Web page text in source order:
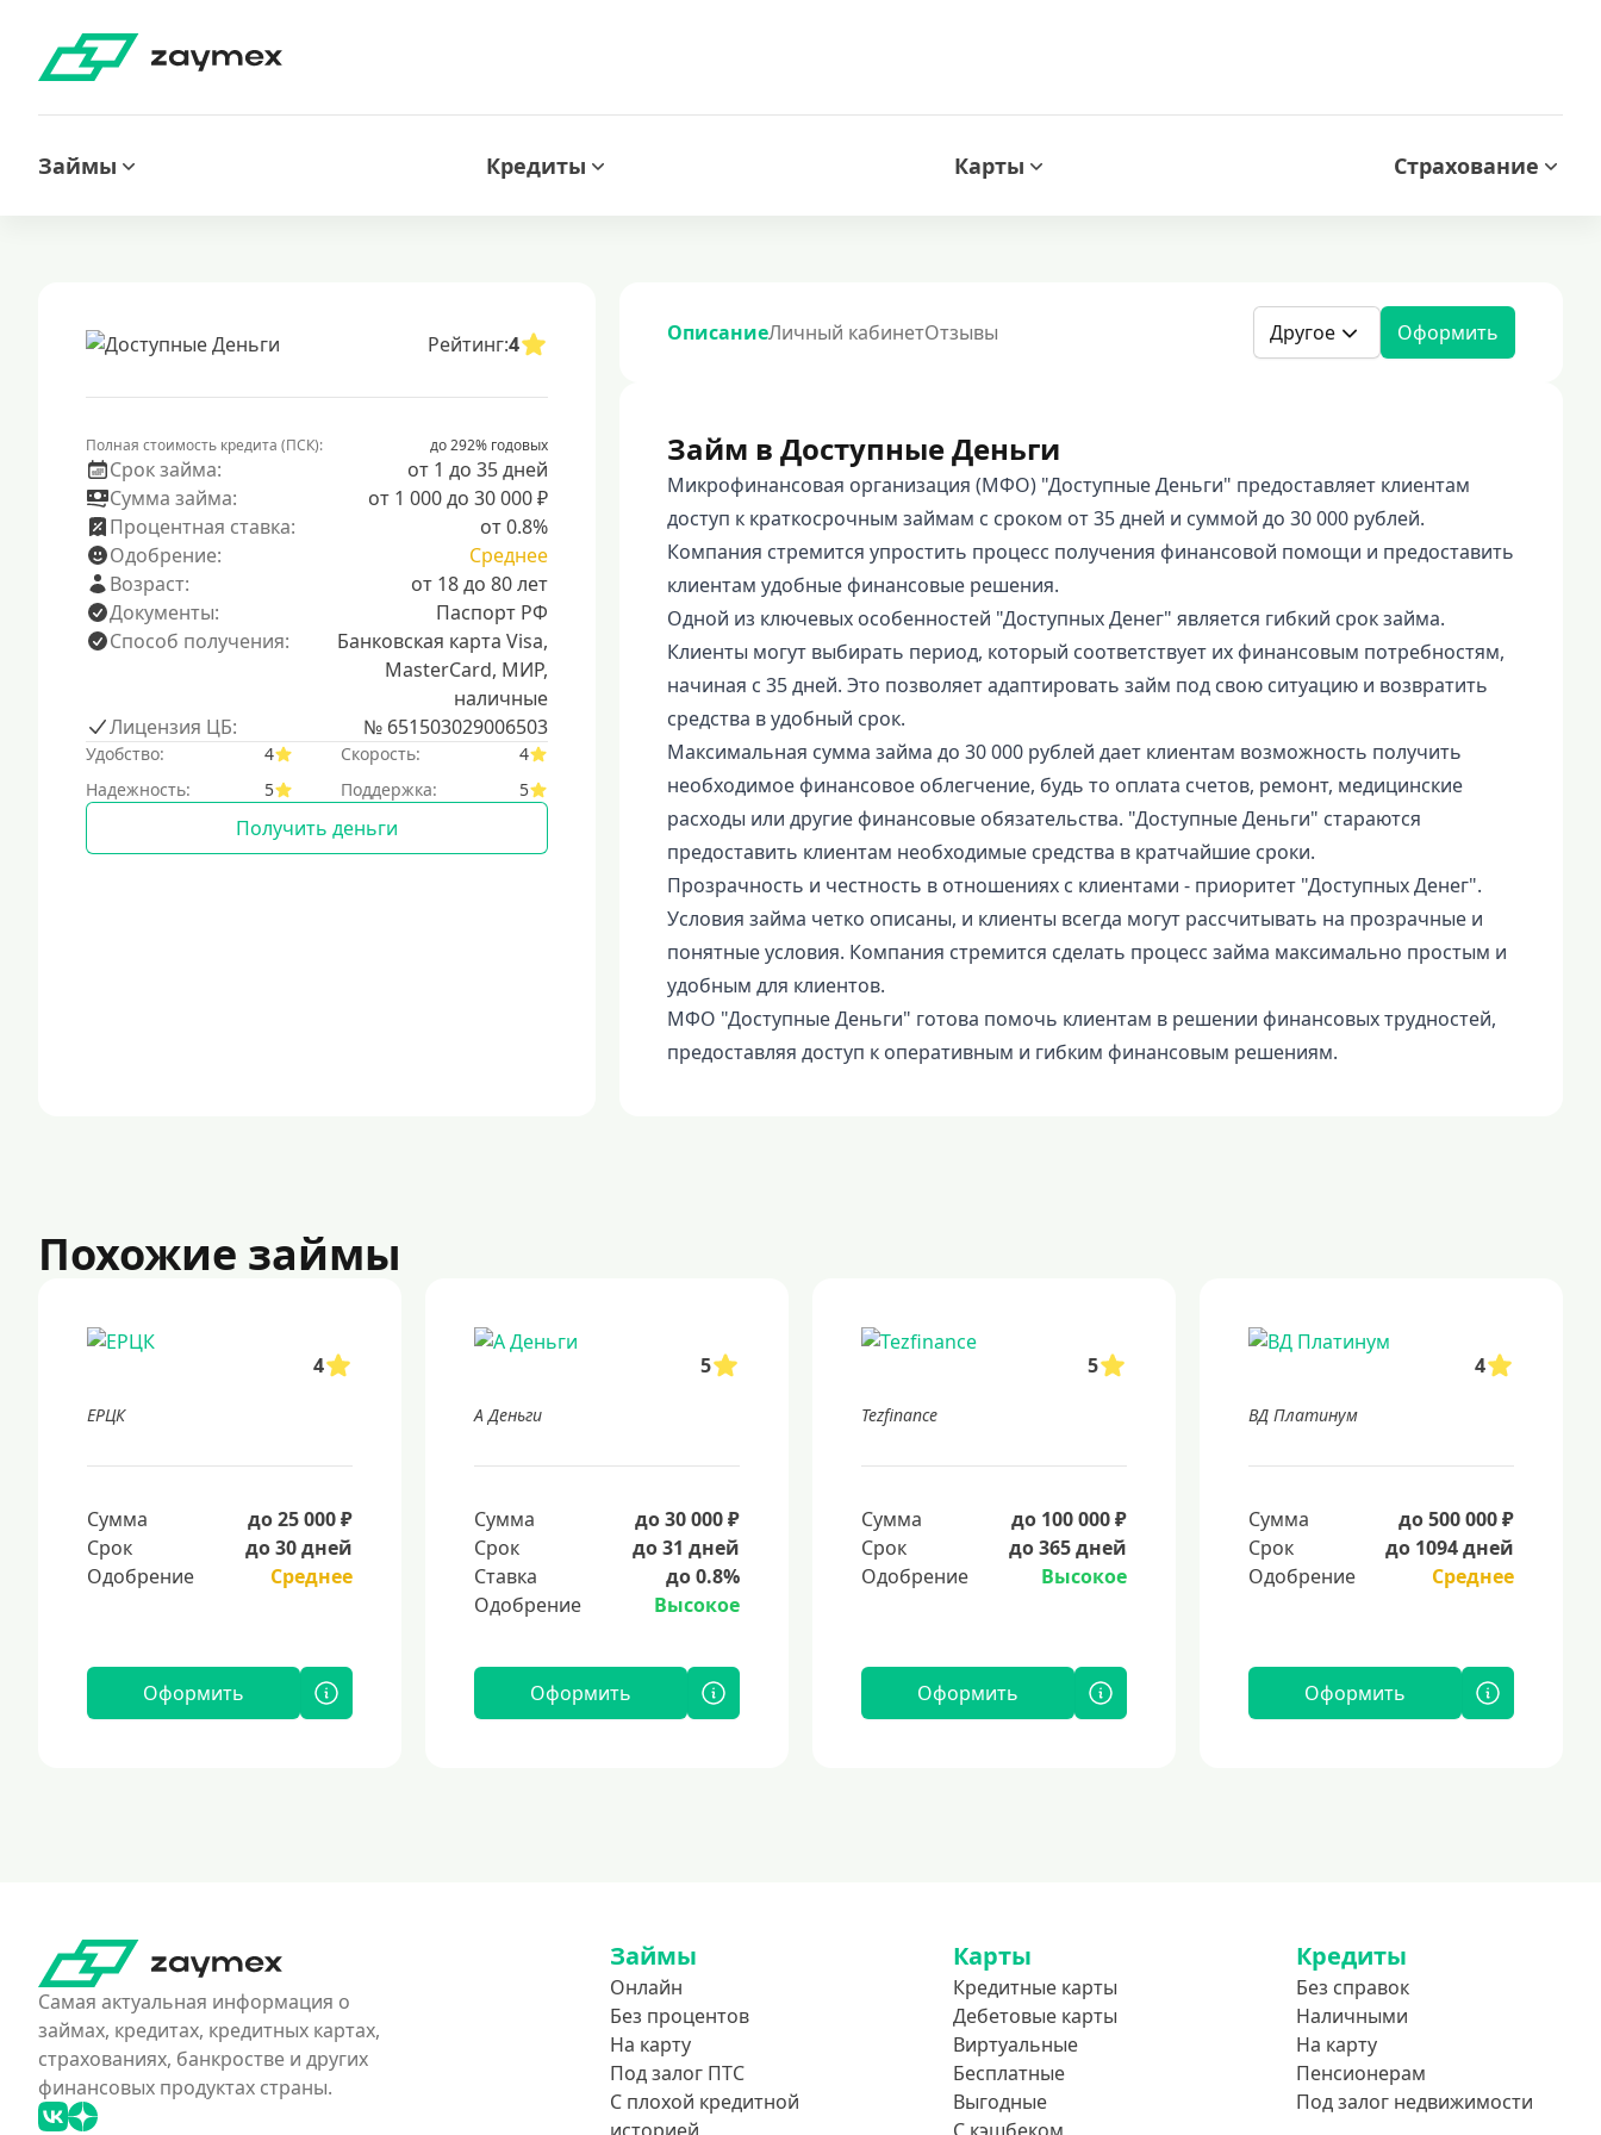
Займы Кредиты Карты Страхование
Рейтинг:4
Полная стоимость кредита (ПСК): до 292% годовых
Срок займа:
от 1 до 35 дней
Сумма займа:
от 1 000 до 30 000 ₽
Процентная ставка:
от 0.8%
Одобрение:
Среднее
Возраст:
от 18 до 80 лет
Документы:
Паспорт РФ
Способ получения:
Банковская карта Visa,
MasterCard, МИР,
наличные
Лицензия ЦБ:
№ 651503029006503
Удобство: 4 Скорость:
4
Надежность:
5 Поддержка: 5
Получить деньги
ОписаниеЛичный кабинетОтзывы Другое Оформить
Займ в Доступные Деньги
Микрофинансовая организация (МФО) "Доступные Деньги" предоставляет клиентам
доступ к краткосрочным займам с сроком от 35 дней и суммой до 30 000 рублей.
Компания стремится упростить процесс получения финансовой помощи и предоставить
клиентам удобные финансовые решения.
Одной из ключевых особенностей "Доступных Денег" является гибкий срок займа.
Клиенты могут выбирать период, который соответствует их финансовым потребностям,
начиная с 35 дней. Это позволяет адаптировать займ под свою ситуацию и возвратить
средства в удобный срок.
Максимальная сумма займа до 30 000 рублей дает клиентам возможность получить
необходимое финансовое облегчение, будь то оплата счетов, ремонт, медицинские
расходы или другие финансовые обязательства. "Доступные Деньги" стараются
предоставить клиентам необходимые средства в кратчайшие сроки.
Прозрачность и честность в отношениях с клиентами - приоритет "Доступных Денег".
Условия займа четко описаны, и клиенты всегда могут рассчитывать на прозрачные и
понятные условия. Компания стремится сделать процесс займа максимально простым и
удобным для клиентов.
МФО "Доступные Деньги" готова помочь клиентам в решении финансовых трудностей,
предоставляя доступ к оперативным и гибким финансовым решениям.
Похожие займы
4
ЕРЦК
Сумма
до 25 000 ₽
Срок
до 30 дней
Одобрение
Среднее
Оформить
5
А Деньги
Сумма
до 30 000 ₽
Срок
до 31 дней
Ставка
до 0.8%
Одобрение
Высокое
Оформить
5
Tezfinance
Сумма
до 100 000 ₽
Срок
до 365 дней
Одобрение
Высокое
Оформить
4
ВД Платинум
Сумма
до 500 000 ₽
Срок
до 1094 дней
Одобрение
Среднее
Оформить
Самая актуальная информация о
займах, кредитах, кредитных картах,
страхованиях, банкростве и других
финансовых продуктах страны.
Займы
Онлайн
Без процентов
На карту
Под залог ПТС
С плохой кредитной
Карты
Кредитные карты
Дебетовые карты
Виртуальные
Бесплатные
Выгодные
Кредиты
Без справок
Наличными
На карту
Пенсионерам
Под залог недвижимости